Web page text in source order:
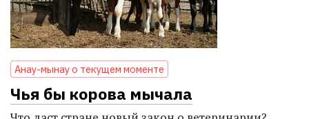
Анау-мынау о текущем моменте
Чья бы корова мычала